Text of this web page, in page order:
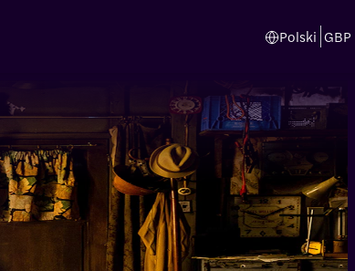
Polski GBP